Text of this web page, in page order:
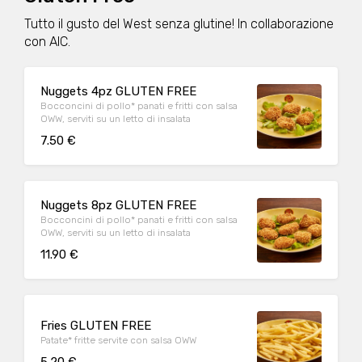
Tutto il gusto del West senza glutine! In collaborazione
con AIC.
Nuggets 4pz GLUTEN FREE
Bocconcini di pollo* panati e fritti con salsa
OWW, serviti su un letto di insalata
7.50 €
Nuggets 8pz GLUTEN FREE
Bocconcini di pollo* panati e fritti con salsa
OWW, serviti su un letto di insalata
11.90 €
Fries GLUTEN FREE
Patate* fritte servite con salsa OWW